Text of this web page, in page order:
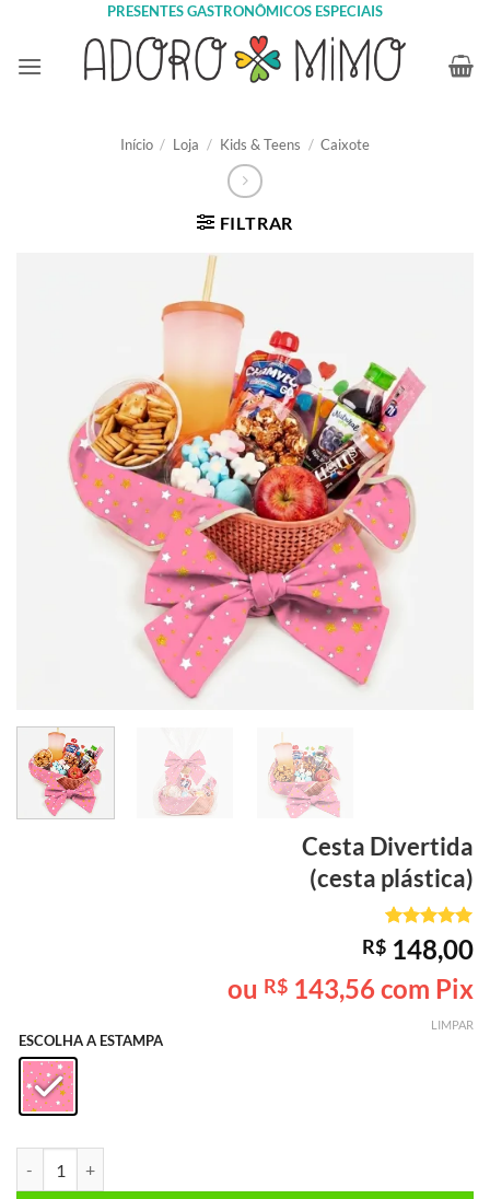
content
PRESENTES GASTRONÔMICOS ESPECIAIS
Início / Loja / Kids & Teens / Caixote
FILTRAR
Cesta Divertida
(cesta plástica)
Avaliado
como5de
5, com
baseado em
1
de cliente
R$ 148,00
ou R$ 143,56com Pix
ESCOLHA A ESTAMPA
LIMPAR